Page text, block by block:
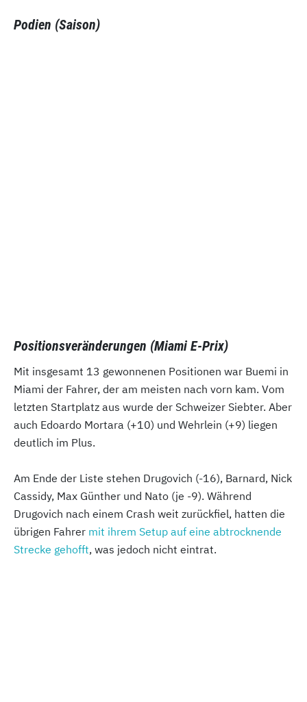
Podien (Saison)
Positionsveränderungen (Miami E-Prix)
Mit insgesamt 13 gewonnenen Positionen war Buemi in
Miami der Fahrer, der am meisten nach vorn kam. Vom
letzten Startplatz aus wurde der Schweizer Siebter. Aber
auch Edoardo Mortara (+10) und Wehrlein (+9) liegen
deutlich im Plus.
Am Ende der Liste stehen Drugovich (-16), Barnard, Nick
Cassidy, Max Günther und Nato (je -9). Während
Drugovich nach einem Crash weit zurückfiel, hatten die
übrigen Fahrer mit ihrem Setup auf eine abtrocknende
Strecke gehofft, was jedoch nicht eintrat.